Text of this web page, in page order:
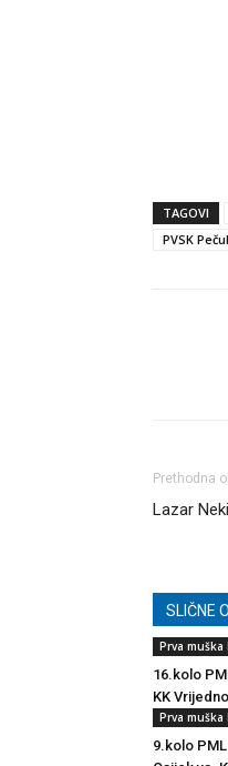
TAGOVI
PVSK
Prethodna
Lazar
SLIČNE
Prva
16.kolo
KK
Prva
9.kolo